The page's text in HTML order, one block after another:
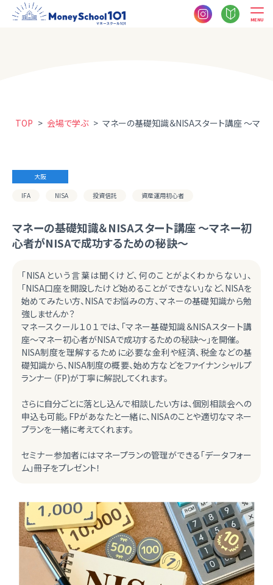
MENU
TOP > 会場で学ぶ > マネーの基礎知識＆NISAスタート講座 ～マ
大阪
IFA NISA 投資信託 資産運用初心者
マネーの基礎知識＆NISAスタート講座 ～マネー初
心者がNISAで成功するための秘訣～
「NISAという言葉は聞くけど、何のことがよくわからない」、
「NISA口座を開設したけど始めることができない」など、NISAを
始めてみたい方、NISAでお悩みの方、マネーの基礎知識から勉
強しませんか？
マネースクール１０１では、「マネー基礎知識＆NISAスタート講
座～マネー初心者がNISAで成功するための秘訣～」を開催。
NISA制度を理解するために必要な金利や経済、税金などの基
礎知識から、NISA制度の概要、始め方などをファイナンシャルプ
ランナー（FP)が丁寧に解説してくれます。
さらに自分ごとに落とし込んで相談したい方は、個別相談会への
申込も可能。FPがあなたと一緒に、NISAのことや適切なマネー
プランを一緒に考えてくれます。
セミナー参加者にはマネープランの管理ができる「データフォー
ム」冊子をプレゼント！